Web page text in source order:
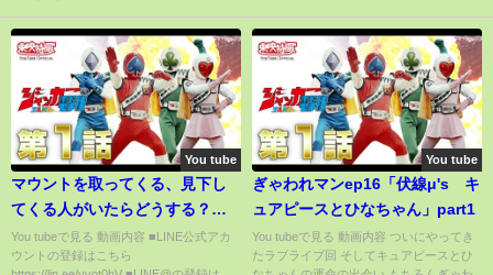
You tube
マウントを取ってくる、見下し
てくる人がいたらどうする？
【特徴と対処法】vol.225
You tubeで見る 動画内容 ■LINE公式アカ
ウントの登録はこちら
You tube
ぎゃわれマンep16「伏線μ's キ
ュアピースとひなちゃん」part1
You tubeで見る 動画内容 ついにやってき
たラブライブ回 そしてキュアピースとひ